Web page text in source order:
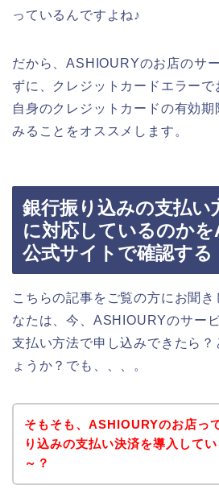
っているんですよね♪
だから、ASHIOURYのお店のサ
ずに、クレジットカードエラー
自身のクレジットカードの有効期
みることをオススメします。
銀行振り込みの支払い
に対応しているのか
公式サイトで確認する
こちらの記事をご覧の方にお聞
なたは、今、ASHIOURYのサー
支払い方法で申し込みできたら？
ょうか？でも、、、。
そもそも、ASHIOURYのお店っ
り込みの支払い決済を導入して
～？